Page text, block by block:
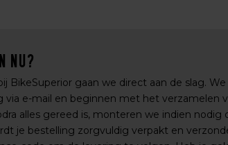
nu?
BikeSuperior gaan we direct aan de slag. We
via e-mail en beginnen met het verzamelen
alles gereed is, monteren we indien nodig
je bestelling zorgvuldig verpakt en